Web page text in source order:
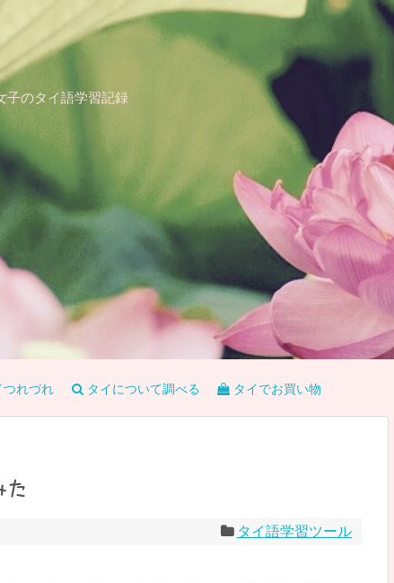
子のタイ語学習記録
れづれ タイについて調べる タイでお買い物
た
タイ語学習ツール